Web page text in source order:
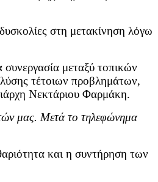
στη μετακίνηση λόγω
συνεργασία μεταξύ τοπικών
τέτοιων προβλημάτων,
Νεκτάριου Φαρμάκη.
μας. Μετά το τηλεφώνημα
και η συντήρηση των